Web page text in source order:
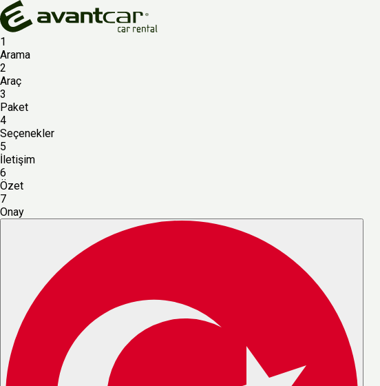
1
Arama
2
Araç
3
Paket
4
Seçenekler
5
İletişim
6
Özet
7
Onay